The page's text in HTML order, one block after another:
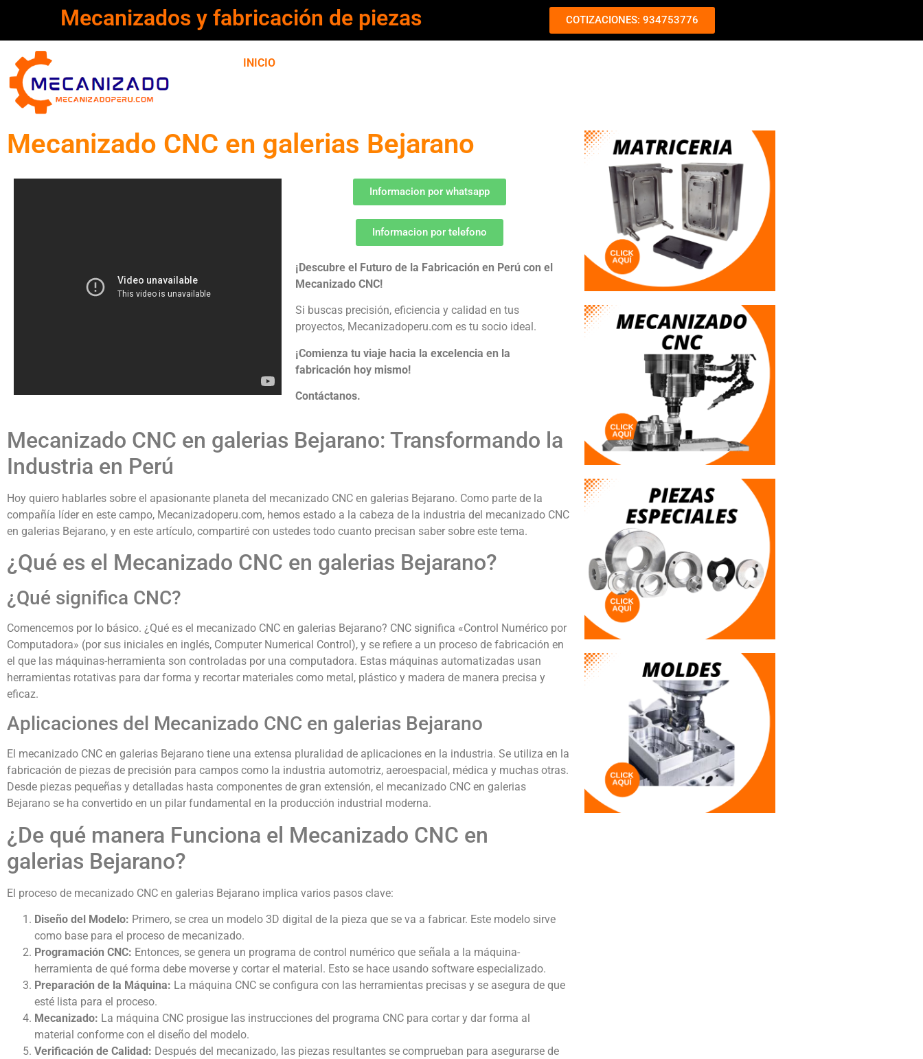
Mecanizados y fabricación de piezas COTIZACIONES: 934753776
INICIO
Mecanizado CNC en galerias Bejarano
Informacion por whatsapp
Informacion por telefono
¡Descubre el Futuro de la Fabricación en Perú con el
Mecanizado CNC!
Si buscas precisión, eficiencia y calidad en tus
proyectos, Mecanizadoperu.com es tu socio ideal.
¡Comienza tu viaje hacia la excelencia en la
fabricación hoy mismo!
Contáctanos.
Mecanizado CNC en galerias Bejarano: Transformando la
Industria en Perú
Hoy quiero hablarles sobre el apasionante planeta del mecanizado CNC en galerias Bejarano. Como parte de la
compañía líder en este campo, Mecanizadoperu.com, hemos estado a la cabeza de la industria del mecanizado CNC
en galerias Bejarano, y en este artículo, compartiré con ustedes todo cuanto precisan saber sobre este tema.
¿Qué es el Mecanizado CNC en galerias Bejarano?
¿Qué significa CNC?
Comencemos por lo básico. ¿Qué es el mecanizado CNC en galerias Bejarano? CNC significa «Control Numérico por
Computadora» (por sus iniciales en inglés, Computer Numerical Control), y se refiere a un proceso de fabricación en
el que las máquinas-herramienta son controladas por una computadora. Estas máquinas automatizadas usan
herramientas rotativas para dar forma y recortar materiales como metal, plástico y madera de manera precisa y
eficaz.
Aplicaciones del Mecanizado CNC en galerias Bejarano
El mecanizado CNC en galerias Bejarano tiene una extensa pluralidad de aplicaciones en la industria. Se utiliza en la
fabricación de piezas de precisión para campos como la industria automotriz, aeroespacial, médica y muchas otras.
Desde piezas pequeñas y detalladas hasta componentes de gran extensión, el mecanizado CNC en galerias
Bejarano se ha convertido en un pilar fundamental en la producción industrial moderna.
¿De qué manera Funciona el Mecanizado CNC en
galerias Bejarano?
El proceso de mecanizado CNC en galerias Bejarano implica varios pasos clave:
Diseño del Modelo: Primero, se crea un modelo 3D digital de la pieza que se va a fabricar. Este modelo sirve
como base para el proceso de mecanizado.
Programación CNC: Entonces, se genera un programa de control numérico que señala a la máquina-
herramienta de qué forma debe moverse y cortar el material. Esto se hace usando software especializado.
Preparación de la Máquina: La máquina CNC se configura con las herramientas precisas y se asegura de que
esté lista para el proceso.
Mecanizado: La máquina CNC prosigue las instrucciones del programa CNC para cortar y dar forma al
material conforme con el diseño del modelo.
Verificación de Calidad: Después del mecanizado, las piezas resultantes se comprueban para asegurarse de